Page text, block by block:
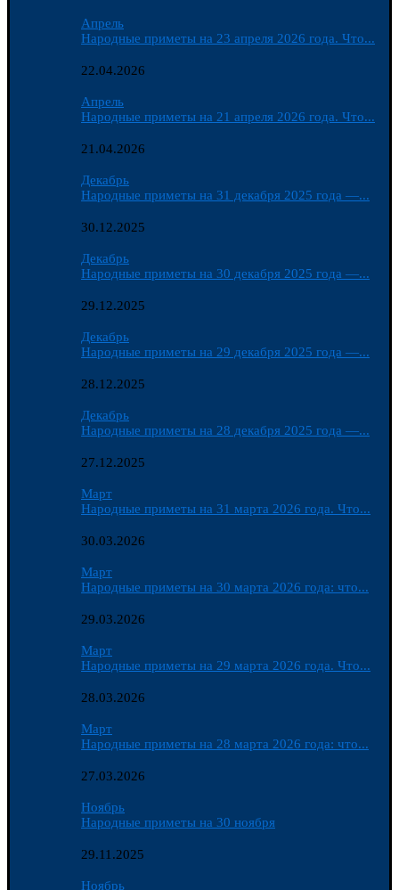
Апрель
Народные приметы на 23 апреля 2026 года. Что...
22.04.2026
Апрель
Народные приметы на 21 апреля 2026 года. Что...
21.04.2026
Декабрь
Народные приметы на 31 декабря 2025 года —...
30.12.2025
Декабрь
Народные приметы на 30 декабря 2025 года —...
29.12.2025
Декабрь
Народные приметы на 29 декабря 2025 года —...
28.12.2025
Декабрь
Народные приметы на 28 декабря 2025 года —...
27.12.2025
Март
Народные приметы на 31 марта 2026 года. Что...
30.03.2026
Март
Народные приметы на 30 марта 2026 года: что...
29.03.2026
Март
Народные приметы на 29 марта 2026 года. Что...
28.03.2026
Март
Народные приметы на 28 марта 2026 года: что...
27.03.2026
Ноябрь
Народные приметы на 30 ноября
29.11.2025
Ноябрь